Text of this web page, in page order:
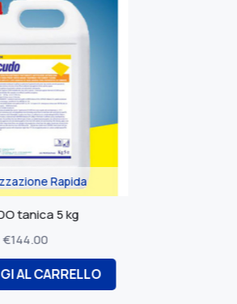
Visualizzazione Rapida
SILPAV tanica da 10 kg
AGGIUNGI AL CARRELLO